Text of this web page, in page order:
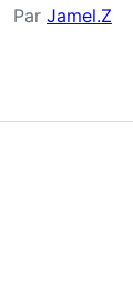
Par Jamel.Z